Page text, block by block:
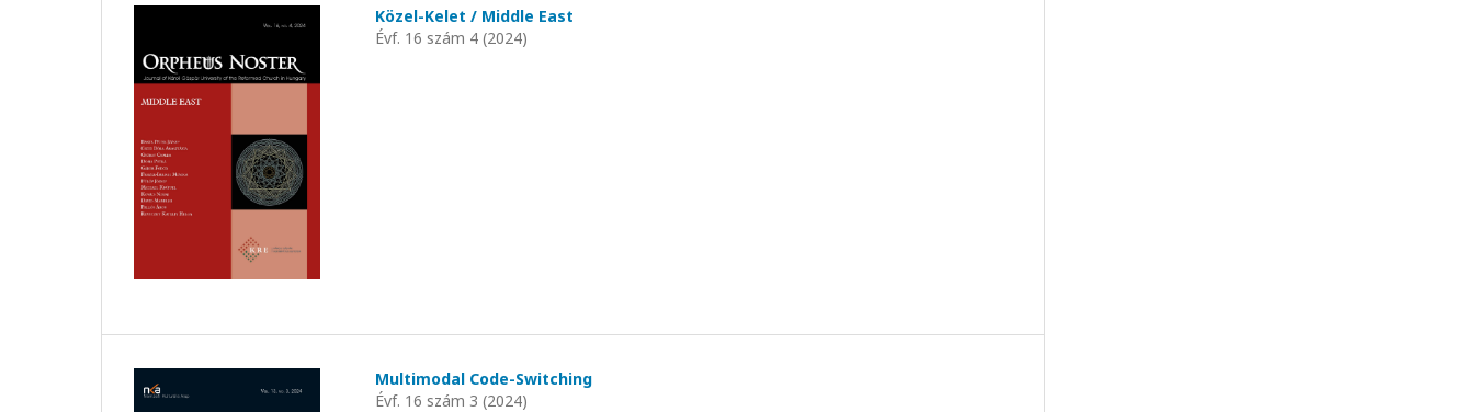
Közel-Kelet / Middle East
Évf. 16 szám 4 (2024)
Multimodal Code-Switching
Évf. 16 szám 3 (2024)